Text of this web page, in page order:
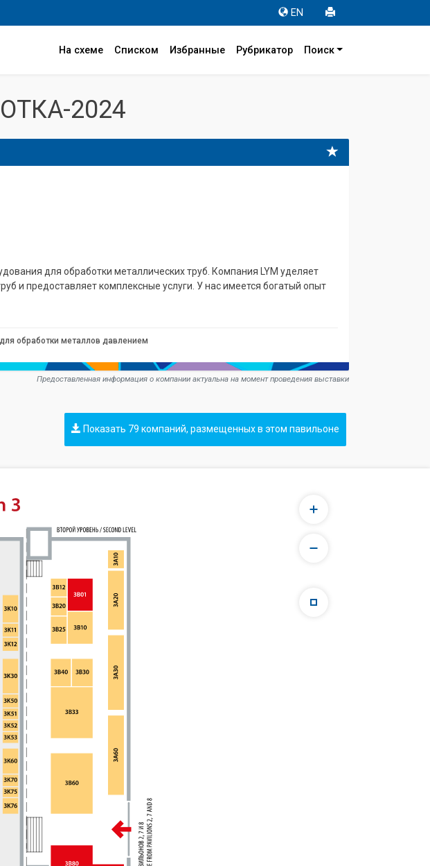
EN
На схеме Списком Избранные Рубрикатор Поиск
2024
для обработки металлических труб. Компания LYM уделяет
и предоставляет комплексные услуги. У нас имеется богатый опыт
обработки металлов давлением
Предоставленная информация о компании актуальна на момент проведения выставки
Показать 79 компаний, размещенных в этом павильоне